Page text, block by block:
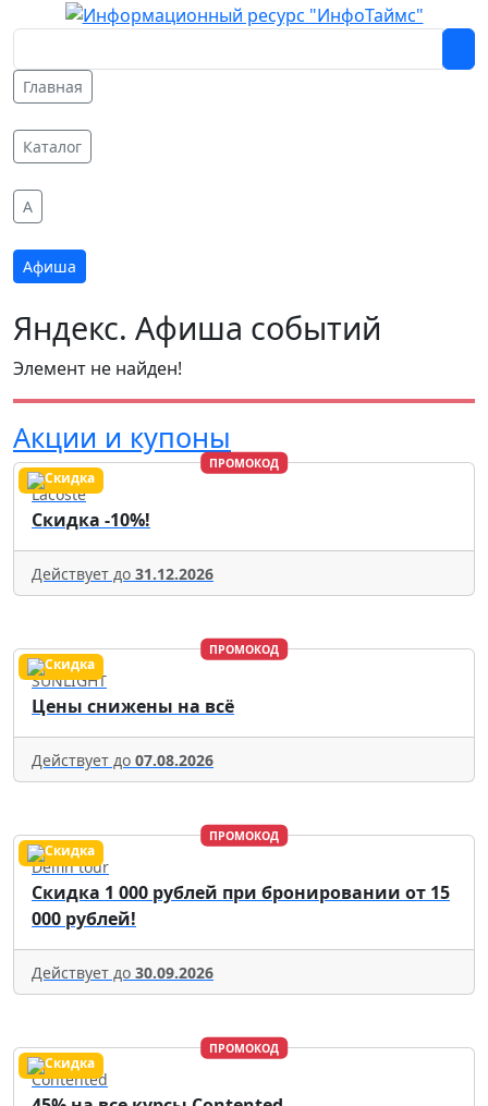
Главная
Каталог
A
Афиша
Яндекс. Афиша событий
Элемент не найден!
Акции и купоны
ПРОМОКОД
Lacoste
Скидка -10%!
Действует до 31.12.2026
ПРОМОКОД
SUNLIGHT
Цены снижены на всё
Действует до 07.08.2026
ПРОМОКОД
Delfin tour
Скидка 1 000 рублей при бронировании от 15
000 рублей!
Действует до 30.09.2026
ПРОМОКОД
Contented